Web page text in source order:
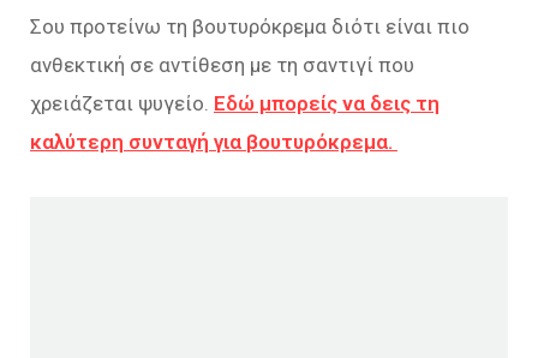
Σου προτείνω τη βουτυρόκρεμα διότι είναι πιο
ανθεκτική σε αντίθεση με τη σαντιγί που
χρειάζεται ψυγείο. Εδώ μπορείς να δεις τη
καλύτερη συνταγή για βουτυρόκρεμα.